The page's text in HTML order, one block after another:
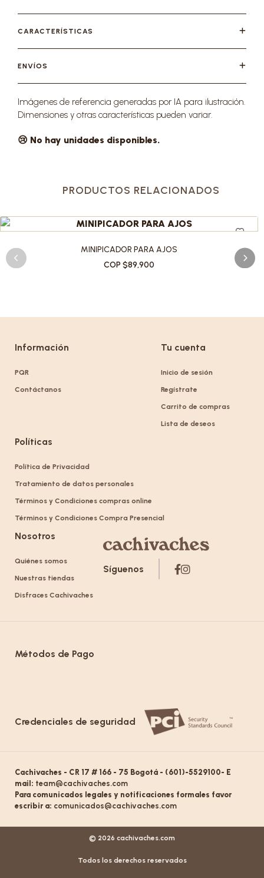
CARACTERÍSTICAS
ENVÍOS
Imágenes de referencia generadas por IA para ilustración.
Dimensiones y otras características pueden variar.
😢 No hay unidades disponibles.
PRODUCTOS RELACIONADOS
MINIPICADOR PARA AJOS
COP $89,900
Información
PQR
Contáctanos
Tu cuenta
Inicio de sesión
Regístrate
Carrito de compras
Lista de deseos
Políticas
Política de Privacidad
Tratamiento de datos personales
Términos y Condiciones compras online
Términos y Condiciones Compra Presencial
Nosotros
Quiénes somos
Nuestras tiendas
Disfraces Cachivaches
Síguenos
Métodos de Pago
Credenciales de seguridad
Cachivaches - CR 17 # 166 - 75 Bogotá - (601)-5529100- E
mail: team@cachivaches.com
Para comunicados legales y notificaciones formales favor
escribir a: comunicados@cachivaches.com
© 2026 cachivaches.com
Todos los derechos reservados